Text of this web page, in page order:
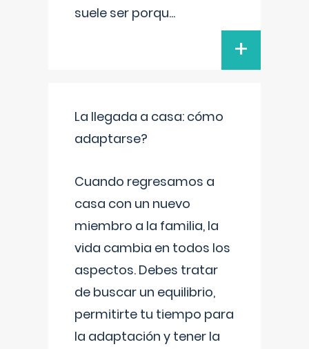
suele ser porqu...
+
La llegada a casa: cómo
adaptarse?
Cuando regresamos a
casa con un nuevo
miembro a la familia, la
vida cambia en todos los
aspectos. Debes tratar
de buscar un equilibrio,
permitirte tu tiempo para
la adaptación y tener la